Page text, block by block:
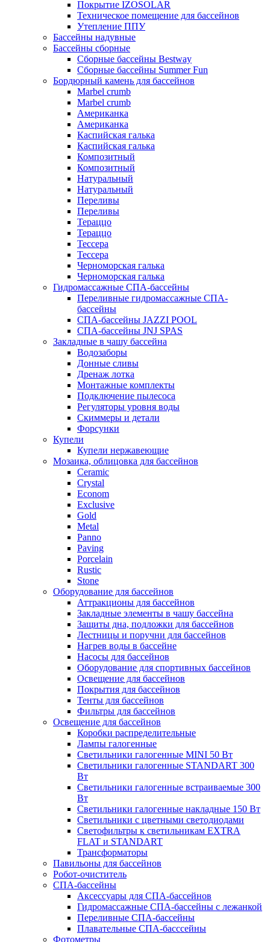
Покрытие IZOSOLAR
Техническое помещение для бассейнов
Утепление ППУ
Бассейны надувные
Бассейны сборные
Сборные бассейны Bestway
Сборные бассейны Summer Fun
Бордюрный камень для бассейнов
Marbel crumb
Marbel crumb
Американка
Американка
Каспийская галька
Каспийская галька
Композитный
Композитный
Натуральный
Натуральный
Переливы
Переливы
Тераццо
Тераццо
Тессера
Тессера
Черноморская галька
Черноморская галька
Гидромассажные СПА-бассейны
Переливные гидромассажные СПА-
бассейны
СПА-бассейны JAZZI POOL
СПА-бассейны JNJ SPAS
Закладные в чашу бассейна
Водозаборы
Донные сливы
Дренаж лотка
Монтажные комплекты
Подключение пылесоса
Регуляторы уровня воды
Скиммеры и детали
Форсунки
Купели
Купели нержавеющие
Мозаика, облицовка для бассейнов
Ceramic
Crystal
Econom
Exclusive
Gold
Metal
Panno
Paving
Porcelain
Rustic
Stone
Оборудование для бассейнов
Аттракционы для бассейнов
Закладные элементы в чашу бассейна
Защиты дна, подложки для бассейнов
Лестницы и поручни для бассейнов
Нагрев воды в бассейне
Насосы для бассейнов
Оборудование для спортивных бассейнов
Освещение для бассейнов
Покрытия для бассейнов
Тенты для бассейнов
Фильтры для бассейнов
Освещение для бассейнов
Коробки распределительные
Лампы галогенные
Светильники галогенные MINI 50 Вт
Светильники галогенные STANDART 300
Вт
Светильники галогенные встраиваемые 300
Вт
Светильники галогенные накладные 150 Вт
Светильники с цветными светодиодами
Светофильтры к светильникам EXTRA
FLAT и STANDART
Трансформаторы
Павильоны для бассейнов
Робот-очиститель
СПА-бассейны
Аксессуары для СПА-бассейнов
Гидромассажные СПА-бассейны с лежанкой
Переливные СПА-бассейны
Плавательные СПА-басссейны
Фотометры